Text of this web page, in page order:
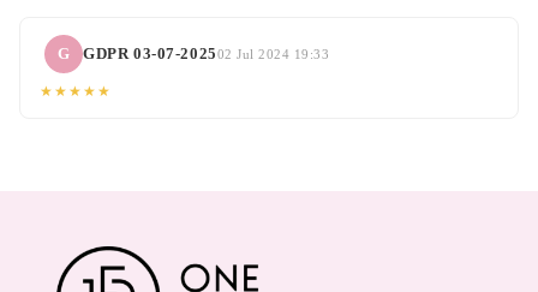
G GDPR 03-07-202502 Jul 2024 19:33
★★★★★